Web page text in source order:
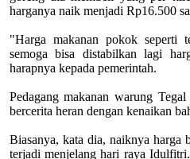
harganya naik menjadi Rp16.500
"Harga makanan pokok seperti
semoga bisa distabilkan lagi
harapnya kepada pemerintah.
Pedagang makanan warung
bercerita heran dengan kenaikan
Biasanya, kata dia, naiknya harga
terjadi menjelang hari raya